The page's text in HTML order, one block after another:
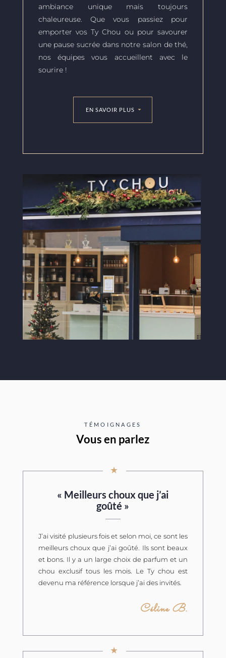
ambiance unique mais toujours
chaleureuse. Que vous passiez pour
emporter vos Ty Chou ou pour savourer
une pause sucrée dans notre salon de thé,
nos équipes vous accueillent avec le
sourire !
EN SAVOIR PLUS
TÉMOIGNAGES
Vous en parlez
★
« Meilleurs choux que j’ai
goûté »
J’ai visité plusieurs fois et selon moi, ce sont les
meilleurs choux que j’ai goûté. Ils sont beaux
et bons. Il y a un large choix de parfum et un
chou exclusif tous les mois. Le Ty chou est
devenu ma référence lorsque j’ai des invités.
Céline B.
★